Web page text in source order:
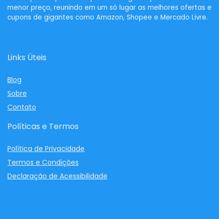
menor preço, reunindo em um só lugar as melhores ofertas e
cupons de gigantes como Amazon, Shopee e Mercado Livre.
Links Úteis
Blog
Sobre
Contato
Políticas e Termos
Política de Privacidade
Termos e Condições
Declaração de Acessibilidade